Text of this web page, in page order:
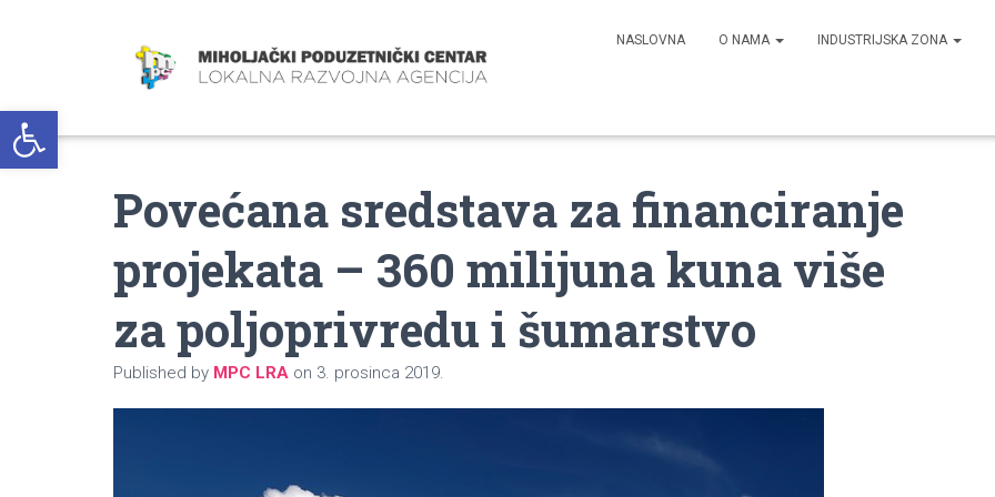
Open toolbar
NASLOVNA O NAMA INDUSTRIJSKA ZONA
Povećana sredstava za financiranje
projekata – 360 milijuna kuna više
za poljoprivredu i šumarstvo
Published by MPC LRA on 3. prosinca 2019.